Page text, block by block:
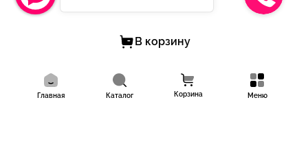
В корзину
Главная Каталог Корзина Меню